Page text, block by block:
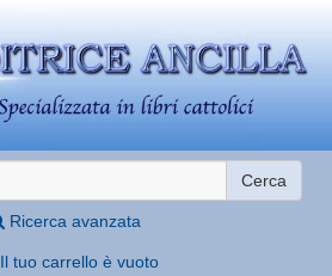
Cerca
Ricerca avanzata
Il tuo carrello è vuoto